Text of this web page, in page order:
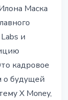
Маска
и
кадровое
о будущей
X Money,